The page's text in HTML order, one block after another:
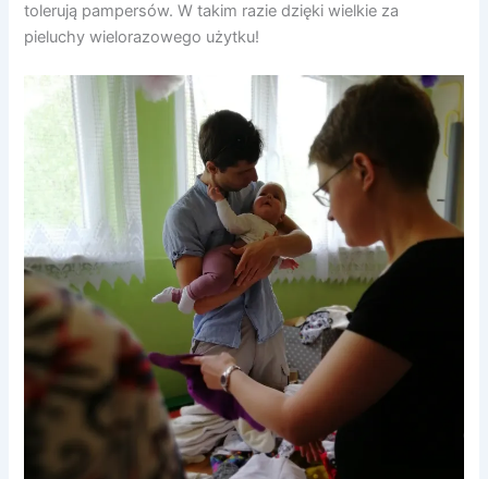
tolerują pampersów. W takim razie dzięki wielkie za
pieluchy wielorazowego użytku!